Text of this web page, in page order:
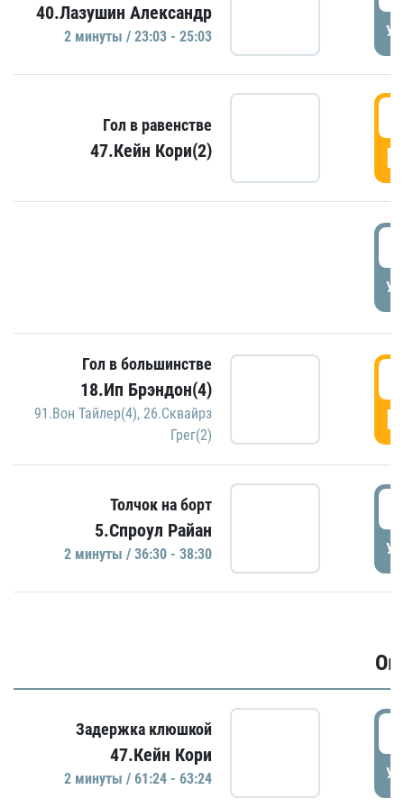
40.Лазушин Александр
2 минуты / 23:03 - 25:03
Гол в равенстве
47.Кейн Кори(2)
Гол в большинстве
18.Ип Брэндон(4)
91.Вон Тайлер(4), 26.Сквайрз
Грег(2)
Толчок на борт
5.Спроул Райан
2 минуты / 36:30 - 38:30
Задержка клюшкой
47.Кейн Кори
2 минуты / 61:24 - 63:24